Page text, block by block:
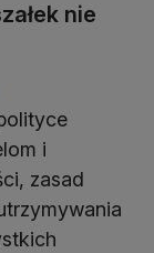
nie
i
zasad